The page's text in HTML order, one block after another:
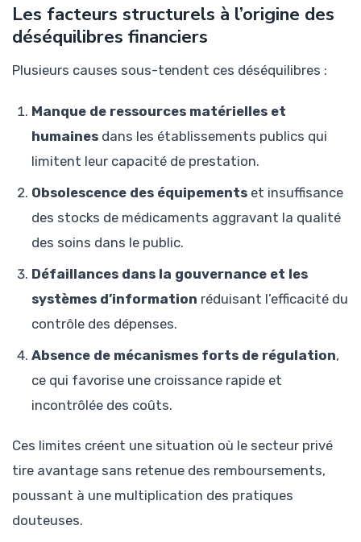
Les facteurs structurels à l’origine des
déséquilibres financiers
Plusieurs causes sous-tendent ces déséquilibres :
Manque de ressources matérielles et
humaines dans les établissements publics qui
limitent leur capacité de prestation.
Obsolescence des équipements et insuffisance
des stocks de médicaments aggravant la qualité
des soins dans le public.
Défaillances dans la gouvernance et les
systèmes d’information réduisant l’efficacité du
contrôle des dépenses.
Absence de mécanismes forts de régulation,
ce qui favorise une croissance rapide et
incontrôlée des coûts.
Ces limites créent une situation où le secteur privé
tire avantage sans retenue des remboursements,
poussant à une multiplication des pratiques
douteuses.